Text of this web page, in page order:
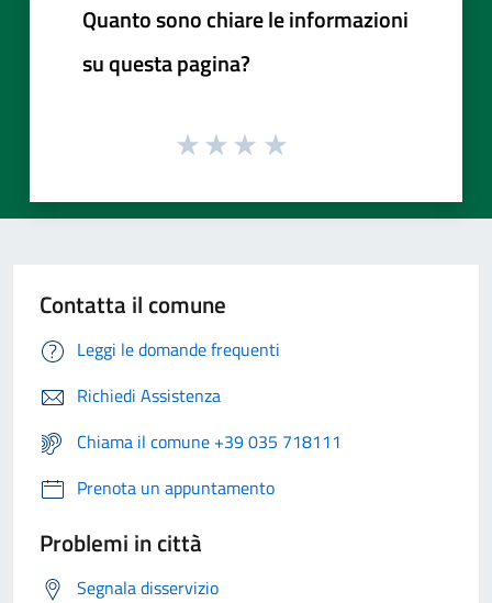
Quanto sono chiare le informazioni
su questa pagina?
Contatta il comune
Leggi le domande frequenti
Richiedi Assistenza
Chiama il comune +39 035 718111
Prenota un appuntamento
Problemi in città
Segnala disservizio